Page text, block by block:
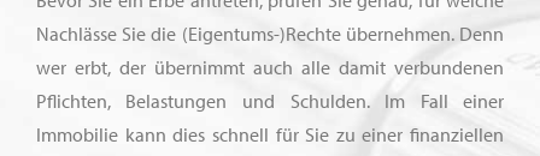
Nachlässe Sie die (Eigentums-)Rechte übernehmen. Denn
wer erbt, der übernimmt auch alle damit verbundenen
Pflichten, Belastungen und Schulden. Im Fall einer
Immobilie kann dies schnell für Sie zu einer finanziellen